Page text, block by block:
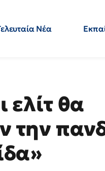
Νέα
ελίτ θα
την